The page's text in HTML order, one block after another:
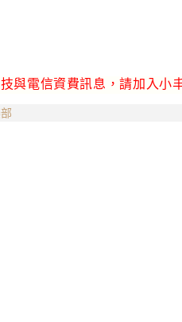
與電信資費訊息，請加入小